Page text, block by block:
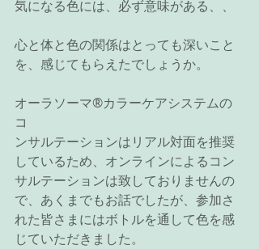
気になる色には、必ず意味がある、、
心と体と色の関係はとっても深いこと
を、感じてもらえたでしょうか。
オーラソーマ®カラーケアシステムの
コ
ンサルテーションはリアル対面を推奨
しているため、オンラインによるコン
サルテーションは致しておりませんの
で、あくまでもお話でしたが、参加さ
れた皆さまにはボトルを通して色を感
じていただきました。